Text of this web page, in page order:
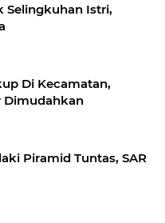
Selingkuhan Istri,
Di Kecamatan,
Dimudahkan
Piramid Tuntas, SAR